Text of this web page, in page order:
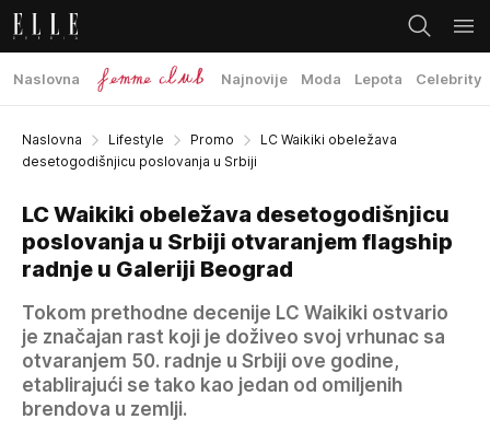
Naslovna Najnovije Moda Lepota Celebrity
Naslovna Lifestyle Promo
LC Waikiki obeležava
desetogodišnjicu poslovanja u Srbiji
LC Waikiki obeležava desetogodišnjicu
poslovanja u Srbiji otvaranjem flagship
radnje u Galeriji Beograd
Tokom prethodne decenije LC Waikiki ostvario
je značajan rast koji je doživeo svoj vrhunac sa
otvaranjem 50. radnje u Srbiji ove godine,
etablirajući se tako kao jedan od omiljenih
brendova u zemlji.